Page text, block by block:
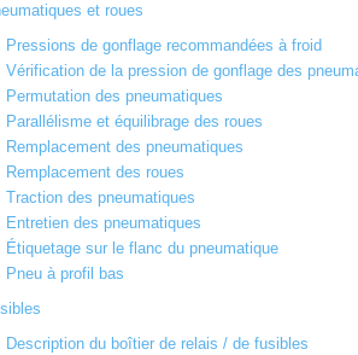
et roues
Pressions de gonflage recommandées à froid
Vérification de la pression de gonflage des
Permutation des pneumatiques
Parallélisme et équilibrage des roues
Remplacement des pneumatiques
Remplacement des roues
Traction des pneumatiques
Entretien des pneumatiques
Étiquetage sur le flanc du pneumatique
Pneu à profil bas
Description du boîtier de relais / de fusibles